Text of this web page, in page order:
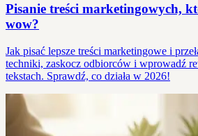
Pisanie treści marketingowych,
wow?
Jak pisać lepsze treści marketingowe i
techniki, zaskocz odbiorców i wprowadź
tekstach. Sprawdź, co działa w 2026!